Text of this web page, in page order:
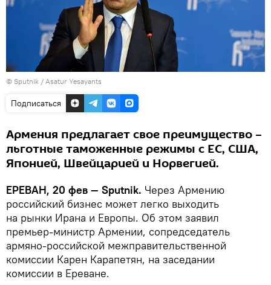
© Sputnik / Asatur Yesayants
Подписаться
Армения предлагает свое преимущество –
льготные таможенные режимы с ЕС, США,
Японией, Швейцарией и Норвегией.
ЕРЕВАН, 20 фев — Sputnik. Через Армению
российский бизнес может легко выходить
на рынки Ирана и Европы. Об этом заявил
премьер-министр Армении, сопредседатель
армяно-российской межправительственной
комиссии Карен Карапетян, на заседании
комиссии в Ереване.